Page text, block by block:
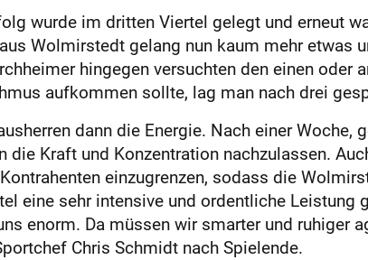
wurde im dritten Viertel gelegt und erneut
Wolmirstedt gelang nun kaum mehr etwas
hingegen versuchten den einen oder
aufkommen sollte, lag man nach drei
dann die Energie. Nach einer Woche,
die Kraft und Konzentration nachzulassen.
einzugrenzen, sodass die
eine sehr intensive und ordentliche
enorm. Da müssen wir smarter und ruhiger
Chris Schmidt nach Spielende.